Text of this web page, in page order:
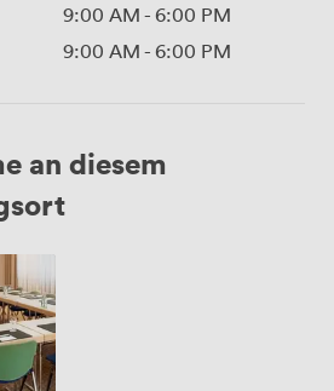
9:00 AM - 6:00 PM
9:00 AM - 6:00 PM
an diesem